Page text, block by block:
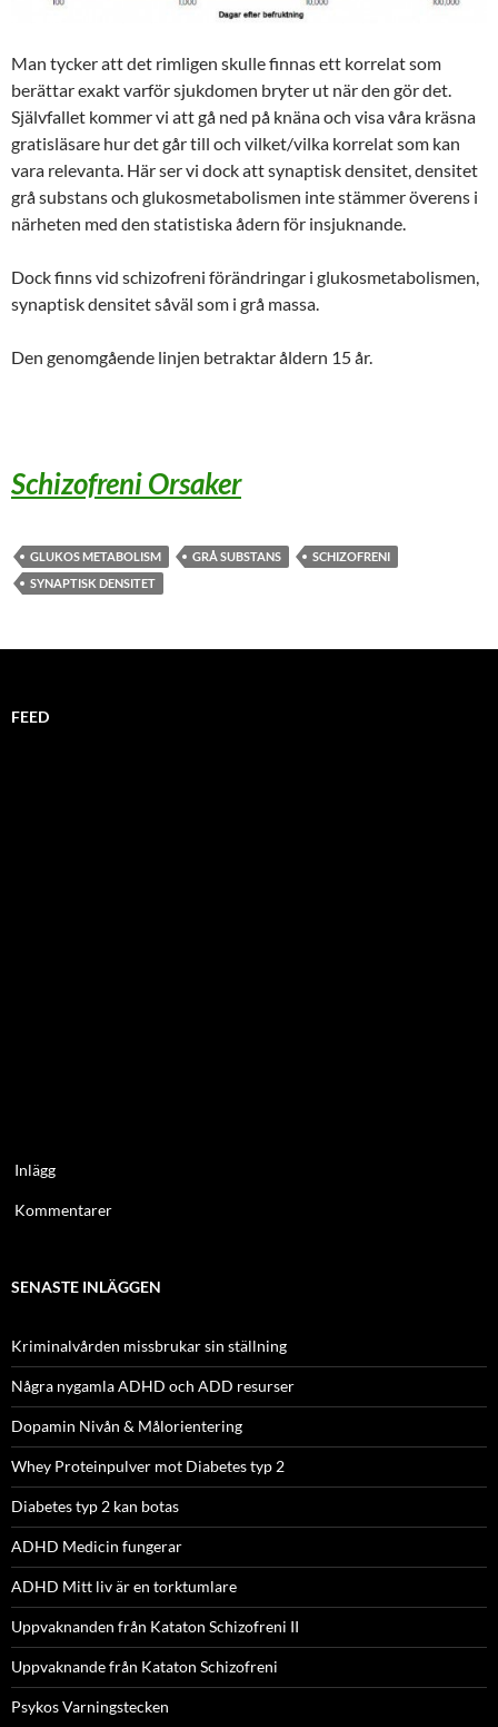
Man tycker att det rimligen skulle finnas ett korrelat som
berättar exakt varför sjukdomen bryter ut när den gör det.
Självfallet kommer vi att gå ned på knäna och visa våra kräsna
gratisläsare hur det går till och vilket/vilka korrelat som kan
vara relevanta. Här ser vi dock att synaptisk densitet, densitet
grå substans och glukosmetabolismen inte stämmer överens i
närheten med den statistiska ådern för insjuknande.
Dock finns vid schizofreni förändringar i glukosmetabolismen,
synaptisk densitet såväl som i grå massa.
Den genomgående linjen betraktar åldern 15 år.
Schizofreni Orsaker
GLUKOS METABOLISM GRÅ SUBSTANS
SCHIZOFRENI
SYNAPTISK DENSITET
FEED
Inlägg
Kommentarer
SENASTE INLÄGGEN
Kriminalvården missbrukar sin ställning
Några nygamla ADHD och ADD resurser
Dopamin Nivån & Målorientering
Whey Proteinpulver mot Diabetes typ 2
Diabetes typ 2 kan botas
ADHD Medicin fungerar
ADHD Mitt liv är en torktumlare
Uppvaknanden från Kataton Schizofreni II
Uppvaknande från Kataton Schizofreni
Psykos Varningstecken